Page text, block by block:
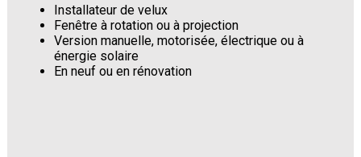
Installateur de velux
Fenêtre à rotation ou à projection
Version manuelle, motorisée, électrique ou à
énergie solaire
En neuf ou en rénovation